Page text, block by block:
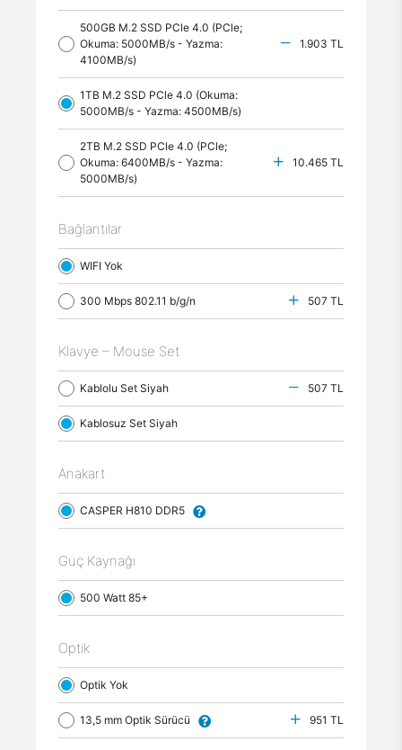
500GB M.2 SSD PCle 4.0 (PCle;
Okuma: 5000MB/s - Yazma:
4100MB/s)
1.903 TL
1TB M.2 SSD PCle 4.0 (Okuma:
5000MB/s - Yazma: 4500MB/s)
2TB M.2 SSD PCle 4.0 (PCle;
Okuma: 6400MB/s - Yazma:
5000MB/s)
10.465 TL
Bağlantılar
WIFI Yok
300 Mbps 802.11 b/g/n 507 TL
Klavye – Mouse Set
Kablolu Set Siyah 507 TL
Kablosuz Set Siyah
Anakart
CASPER H810 DDR5
Güç Kaynağı
500 Watt 85+
Optik
Optik Yok
13,5 mm Optik Sürücü 951 TL